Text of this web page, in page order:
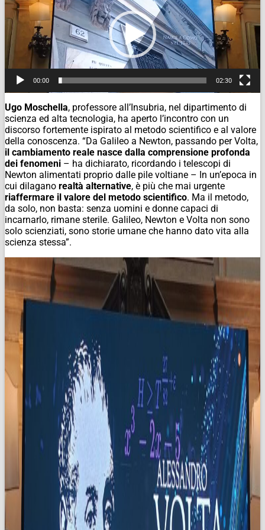
00:00 02:30
Ugo Moschella, professore all’Insubria, nel dipartimento di
scienza ed alta tecnologia, ha aperto l’incontro con un
discorso fortemente ispirato al metodo scientifico e al valore
della conoscenza. “Da Galileo a Newton, passando per Volta,
il cambiamento reale nasce dalla comprensione profonda
dei fenomeni – ha dichiarato, ricordando i telescopi di
Newton alimentati proprio dalle pile voltiane – In un’epoca in
cui dilagano realtà alternative, è più che mai urgente
riaffermare il valore del metodo scientifico. Ma il metodo,
da solo, non basta: senza uomini e donne capaci di
incarnarlo, rimane sterile. Galileo, Newton e Volta non sono
solo scienziati, sono storie umane che hanno dato vita alla
scienza stessa”.